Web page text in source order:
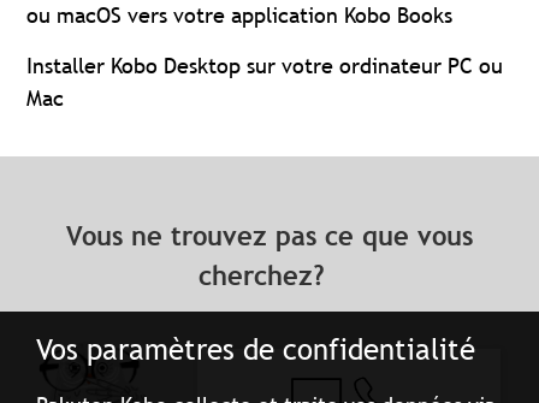
Vos paramètres de confidentialité
ou macOS vers votre application Kobo Books
Installer Kobo Desktop sur votre ordinateur PC ou
Mac
Vous ne trouvez pas ce que vous
cherchez?